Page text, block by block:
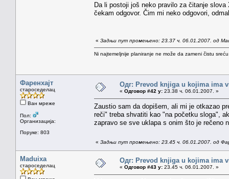
Da li postoji još neko pravilo za čitanje
čekam odgovor. Čim mi neko odgovori,
« Задњи пут промењено: 23.37 ч. 06.01.2007. од
Ni najtemeljnije planiranje ne može da zameni čistu
Фаренхајт
староседелац
Ван мреже
Пол:
Организација:
Поруке: 803
Одг: Prevod knjiga u kojima ima
« Одговор #42 у: 23.38 ч. 06.01.2007. »
Zaustio sam da dopišem, ali mi je otkazao
reči" treba shvatiti kao "na početku sloga",
zapravo se sve uklapa s onim što je rečeno
« Задњи пут промењено: 23.45 ч. 06.01.2007. од
Maduixa
староседелац
Одг: Prevod knjiga u kojima ima
« Одговор #43 у: 23.45 ч. 06.01.2007. »